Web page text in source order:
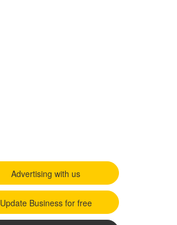
Advertising with us
Update Business for free